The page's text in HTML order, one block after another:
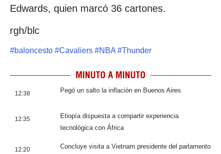
Edwards, quien marcó 36 cartones.
rgh/blc
#baloncesto #Cavaliers #NBA #Thunder
MINUTO A MINUTO
12:38 Pegó un salto la inflación en Buenos Aires
12:35
Etiopía dispuesta a compartir experiencia
tecnológica con África
12:20
Concluye visita a Vietnam presidente del parlamento